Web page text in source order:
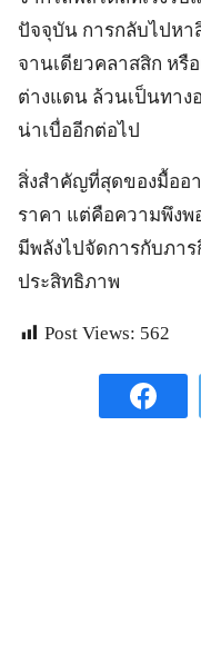
ปัจจุบัน การกลับไปหา
จานเดียวคลาสสิก หรื
ต่างแดน ล้วนเป็นทา
น่าเบื่ออีกต่อไป
สิ่งสำคัญที่สุดของมื้ออ
ราคา แต่คือความพึง
มีพลังไปจัดการกับภา
ประสิทธิภาพ
Post Views: 562